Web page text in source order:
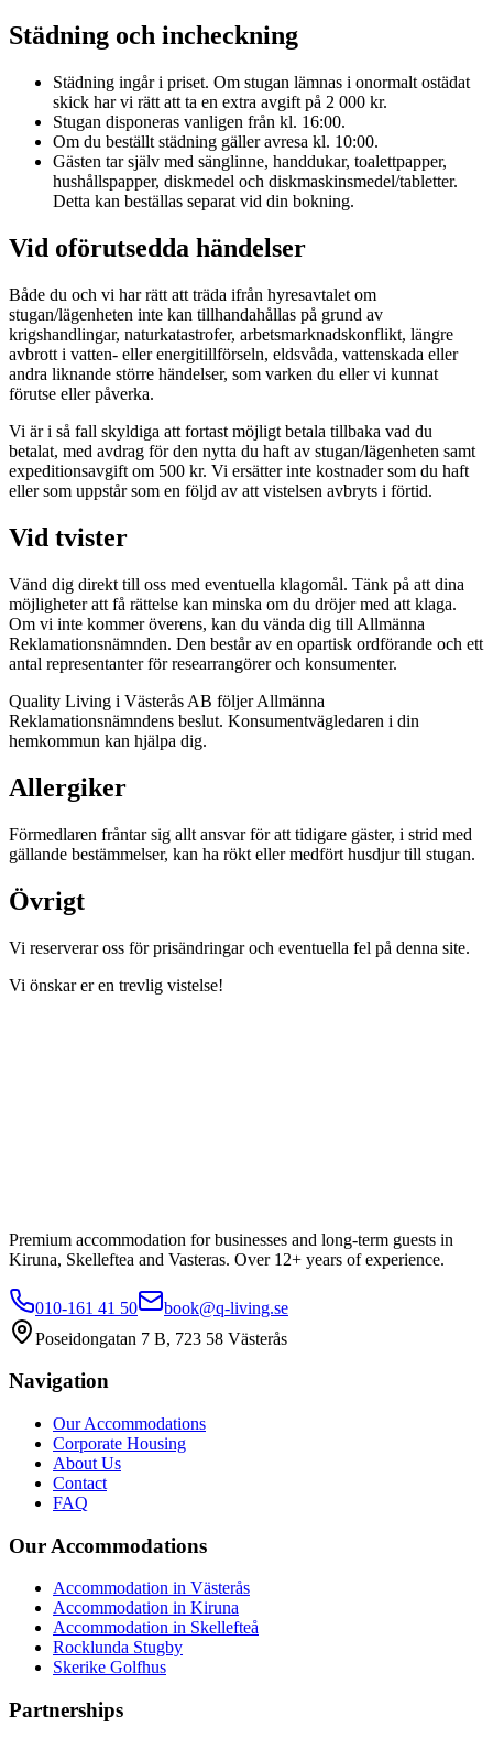
Städning och incheckning
Städning ingår i priset. Om stugan lämnas i onormalt ostädat
skick har vi rätt att ta en extra avgift på 2 000 kr.
Stugan disponeras vanligen från kl. 16:00.
Om du beställt städning gäller avresa kl. 10:00.
Gästen tar själv med sänglinne, handdukar, toalettpapper,
hushållspapper, diskmedel och diskmaskinsmedel/tabletter.
Detta kan beställas separat vid din bokning.
Vid oförutsedda händelser
Både du och vi har rätt att träda ifrån hyresavtalet om
stugan/lägenheten inte kan tillhandahållas på grund av
krigshandlingar, naturkatastrofer, arbetsmarknadskonflikt, längre
avbrott i vatten- eller energitillförseln, eldsvåda, vattenskada eller
andra liknande större händelser, som varken du eller vi kunnat
förutse eller påverka.
Vi är i så fall skyldiga att fortast möjligt betala tillbaka vad du
betalat, med avdrag för den nytta du haft av stugan/lägenheten samt
expeditionsavgift om 500 kr. Vi ersätter inte kostnader som du haft
eller som uppstår som en följd av att vistelsen avbryts i förtid.
Vid tvister
Vänd dig direkt till oss med eventuella klagomål. Tänk på att dina
möjligheter att få rättelse kan minska om du dröjer med att klaga.
Om vi inte kommer överens, kan du vända dig till Allmänna
Reklamationsnämnden. Den består av en opartisk ordförande och ett
antal representanter för researrangörer och konsumenter.
Quality Living i Västerås AB följer Allmänna
Reklamationsnämndens beslut. Konsumentvägledaren i din
hemkommun kan hjälpa dig.
Allergiker
Förmedlaren fråntar sig allt ansvar för att tidigare gäster, i strid med
gällande bestämmelser, kan ha rökt eller medfört husdjur till stugan.
Övrigt
Vi reserverar oss för prisändringar och eventuella fel på denna site.
Vi önskar er en trevlig vistelse!
Premium accommodation for businesses and long-term guests in
Kiruna, Skelleftea and Vasteras. Over 12+ years of experience.
010-161 41 50
book@q-living.se
Poseidongatan 7 B, 723 58 Västerås
Navigation
Our Accommodations
Corporate Housing
About Us
Contact
FAQ
Our Accommodations
Accommodation in Västerås
Accommodation in Kiruna
Accommodation in Skellefteå
Rocklunda Stugby
Skerike Golfhus
Partnerships